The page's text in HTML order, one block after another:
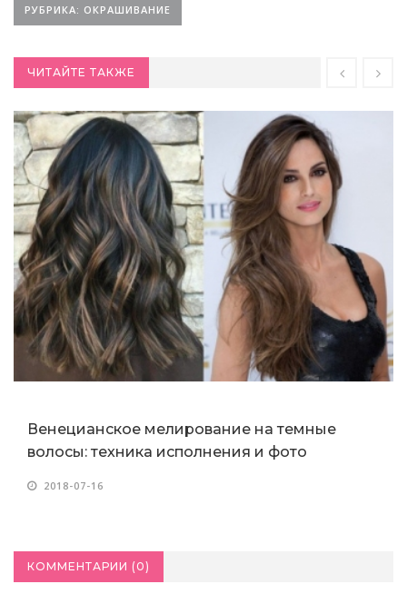
РУБРИКА: ОКРАШИВАНИЕ
ЧИТАЙТЕ ТАКЖЕ
Венецианское мелирование на темные
волосы: техника исполнения и фото
2018-07-16
КОММЕНТАРИИ (0)